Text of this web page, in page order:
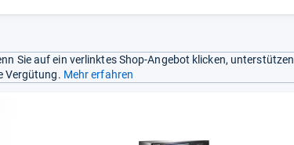
Sie auf ein verlinktes Shop-Angebot klicken, unterstützen
Vergütung. Mehr erfahren